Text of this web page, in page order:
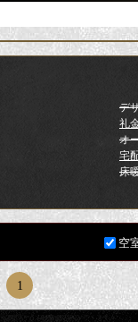
デ
礼
オ
宅
床
空
1